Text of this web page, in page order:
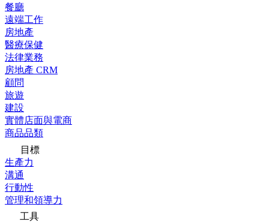
餐廳
遠端工作
房地產
醫療保健
法律業務
房地產 CRM
顧問
旅遊
建設
實體店面與電商
商品品類
目標
生產力
溝通
行動性
管理和領導力
工具